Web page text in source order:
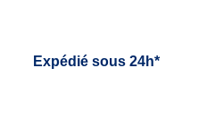
Expédié sous 24h*